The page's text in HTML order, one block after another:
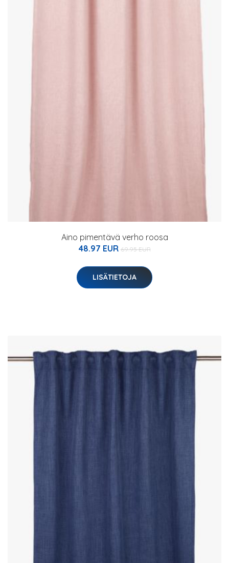
Aino pimentävä verho roosa
48.97 EUR 69.95 EUR
LISÄTIETOJA